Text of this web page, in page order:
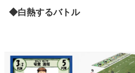
◆白熱するバトル